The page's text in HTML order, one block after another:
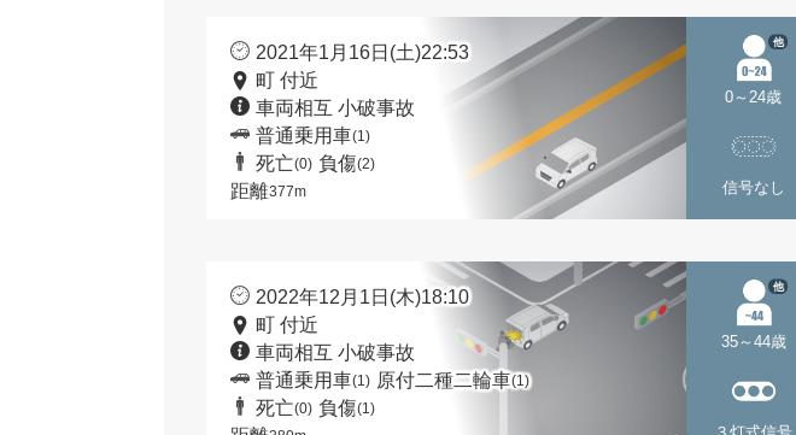
2021年1月16日(土)22:53
町 付近
車両相互 小破事故
普通乗用車(1)
死亡(0) 負傷(2)
距離377m
0～24歳
他
信号なし
2022年12月1日(木)18:10
町 付近
車両相互 小破事故
普通乗用車(1) 原付二種二輪車(1)
死亡(0) 負傷(1)
35～44歳
他